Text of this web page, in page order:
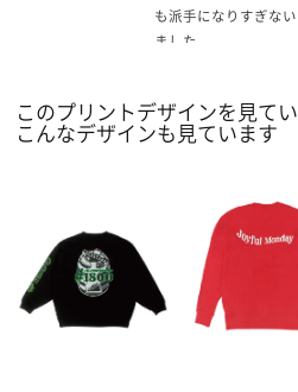
も派手になりすぎな
ました。
このプリントデザインを見てい
こんなデザインも見ています